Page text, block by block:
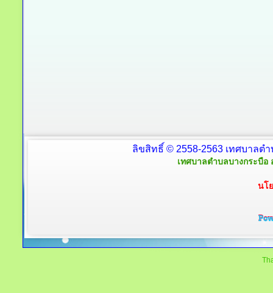
ลิขสิทธิ์ © 2558-2563 เทศบาลต
เทศบาลตำบลบางกระบือ
นโ